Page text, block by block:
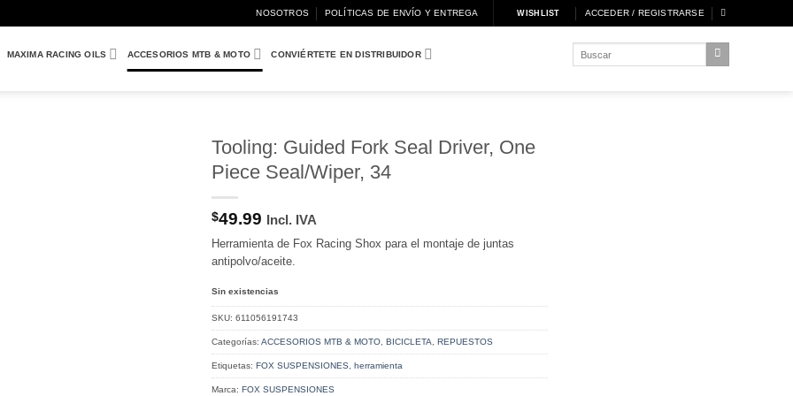
NOSOTROS POLÍTICAS DE ENVÍO Y ENTREGA WISHLIST ACCEDER / REGISTRARSE
MAXIMA RACING OILS ACCESORIOS MTB & MOTO CONVIÉRTETE EN DISTRIBUIDOR
por:
Tooling: Guided Fork Seal Driver, One
Piece Seal/Wiper, 34
$49.99 Incl. IVA
Herramienta de Fox Racing Shox para el montaje de juntas
antipolvo/aceite.
Sin existencias
SKU: 611056191743
Categorías: ACCESORIOS MTB & MOTO BICICLETA REPUESTOS
Etiquetas: FOX SUSPENSIONES herramienta
Marca: FOX SUSPENSIONES